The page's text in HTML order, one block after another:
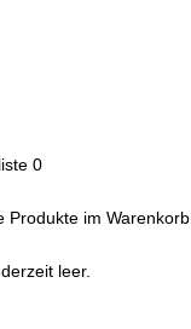
0
Produkte im Warenkorb.
leer.